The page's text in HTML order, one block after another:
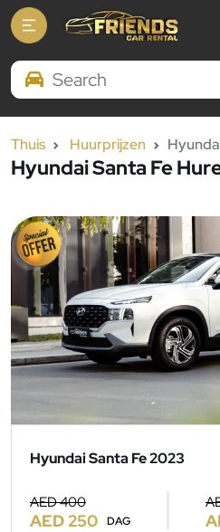
Search Brands
Thuis Huurprijzen
Hyundai Santa Fe
Hyundai Santa Fe 2023
AED 400
AED 250 DAG